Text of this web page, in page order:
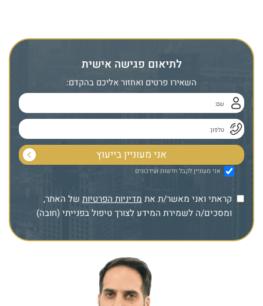
לתיאום פגישה אישית
השאירו פרטים ואחזור אליכם בהקדם:
אני מעוניין לקבל חדשות ועידכונים
קראתי ואני מאשר/ת אתמדיניות הפרטיות של האתר,
ומסכים/ה לשמירת המידע לצורך טיפול בפנייתי (חובה)